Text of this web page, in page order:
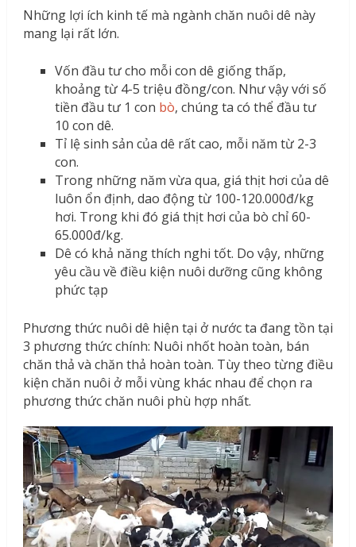
Những lợi ích kinh tế mà ngành chăn nuôi dê này
mang lại rất lớn.
Vốn đầu tư cho mỗi con dê giống thấp,
khoảng từ 4-5 triệu đồng/con. Như vậy với số
tiền đầu tư 1 con bò, chúng ta có thể đầu tư
10 con dê.
Tỉ lệ sinh sản của dê rất cao, mỗi năm từ 2-3
con.
Trong những năm vừa qua, giá thịt hơi của dê
luôn ổn định, dao động từ 100-120.000đ/kg
hơi. Trong khi đó giá thịt hơi của bò chỉ 60-
65.000đ/kg.
Dê có khả năng thích nghi tốt. Do vậy, những
yêu cầu về điều kiện nuôi dưỡng cũng không
phức tạp
Phương thức nuôi dê hiện tại ở nước ta đang tồn tại
3 phương thức chính: Nuôi nhốt hoàn toàn, bán
chăn thả và chăn thả hoàn toàn. Tùy theo từng điều
kiện chăn nuôi ở mỗi vùng khác nhau để chọn ra
phương thức chăn nuôi phù hợp nhất.